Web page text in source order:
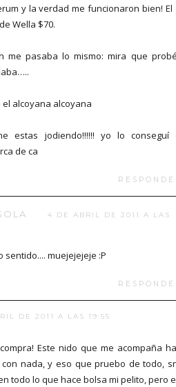
y la verdad me funcionaron bien! El
Wella $70.
me pasaba lo mismo: mira que
alcoyana alcoyana
estas jodiendo!!!!!! yo lo conseguí
de ca
4 DE ABRIL DE 2011 A LAS
sentido.... muejejejeje :P
DE 2011 A LAS 19:55
Este nido que me acompaña
nada, y eso que pruebo de todo,
todo lo que hace bolsa mi pelito, pero